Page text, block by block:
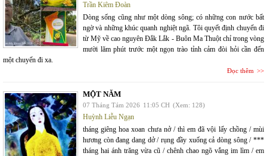
Trần Kiêm Đoàn
Dòng sống cũng như một dòng sông; có những con nước bất
ngờ và những khúc quanh nghiệt ngã. Tôi quyết định chuyến đi
từ Mỹ về cao nguyên Đắk Lắk - Buôn Ma Thuột chỉ trong vòng
mười lăm phút trước một ngọn trào tỉnh cảm đòi hỏi cần đến
một chuyến đi xa.
Đọc thêm
MỘT NĂM
07 Tháng Tám 2026 11:05 CH (Xem: 128)
Huỳnh Liễu Ngạn
tháng giêng hoa xoan chưa nở / thì em đã vội lấy chồng / mùi
hương còn đang dang dở / rụng đầy xuống cả dòng sông / ***
tháng hai ánh trăng vừa cũ / chênh chao ngõ vắng im lìm / em